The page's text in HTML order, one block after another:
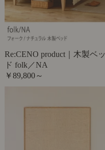
Re:CENO product｜木製ベッ
ド folk／NA
￥89,800～